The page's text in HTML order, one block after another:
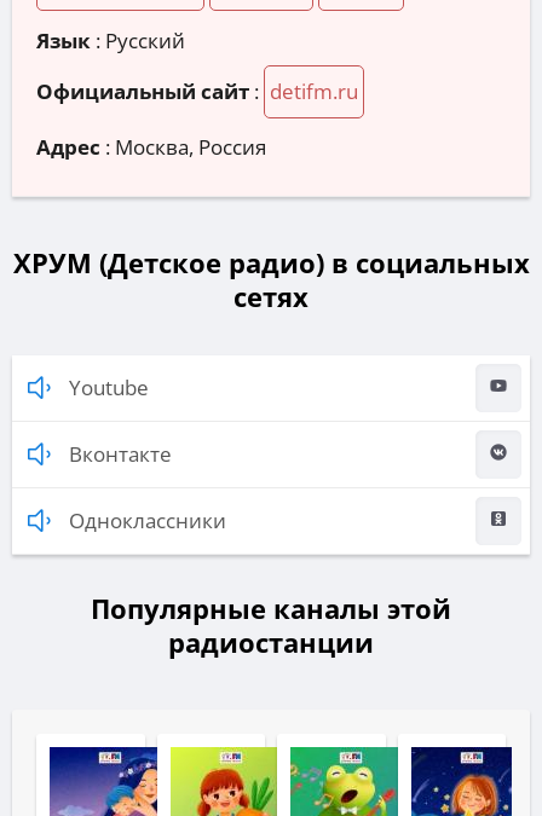
Язык : Русский
Официальный сайт : detifm.ru
Адрес : Москва, Россия
ХРУМ (Детское радио) в социальных
сетях
Youtube
Вконтакте
Одноклассники
Популярные каналы этой
радиостанции